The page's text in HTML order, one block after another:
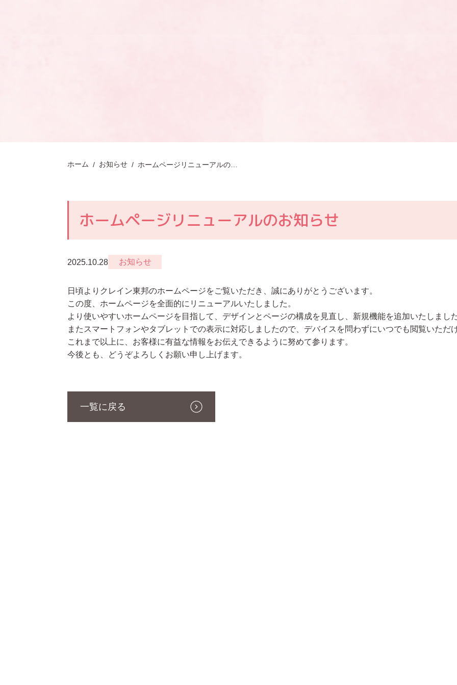
ホーム お知らせ
ホームページリニューアルのお知らせ
2025.10.28 お知らせ
日頃よりクレイン東邦のホームページをご覧いただき、誠にありがとうございます。
この度、ホームページを全面的にリニューアルいたしました。
より使いやすいホームページを目指して、デザインとページの構成を見直し、新規機能を追加いたしました
またスマートフォンやタブレットでの表示に対応しましたので、デバイスを問わずにいつでも閲覧いただけ
これまで以上に、お客様に有益な情報をお伝えできるように努めて参ります。
今後とも、どうぞよろしくお願い申し上げます。
一覧に戻る